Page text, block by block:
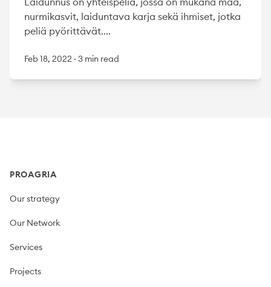
nurmikasvit, laiduntava karja sekä ihmiset, jotka
peliä pyörittävät....
Feb 18, 2022 · 3 min read
PROAGRIA
Our strategy
Our Network
Services
Projects